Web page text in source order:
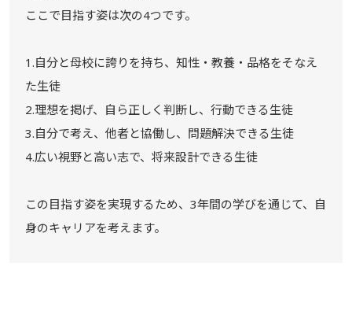
ここで目指す姿は次の4つです。
1.自分と母校に誇りを持ち、知性・教養・品格をそなえ
た生徒
2.理想を掲げ、自ら正しく判断し、行動できる生徒
3.自分で考え、他者と協働し、問題解決できる生徒
4.広い視野と高い志で、将来設計できる生徒
この目指す姿を実現するため、3年間の学びを通じて、自
身のキャリアを考えます。